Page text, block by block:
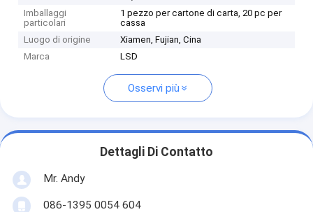
Imballaggi
particolari
1 pezzo per cartone di carta, 20 pc per
cassa
Luogo di origine
Xiamen, Fujian, Cina
Marca
LSD
Osservi più
Dettagli Di Contatto
Mr. Andy
086-1395 0054 604